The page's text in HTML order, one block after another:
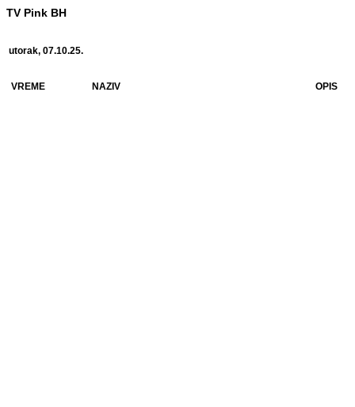
TV Pink BH
utorak, 07.10.25.
VREME NAZIV OPIS